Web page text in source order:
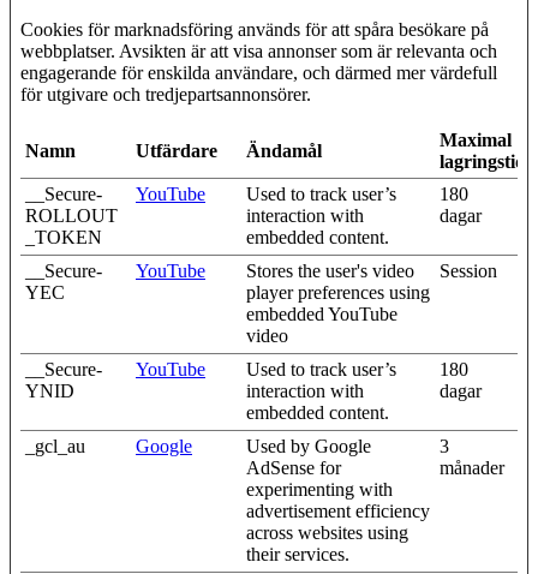
Cookies för marknadsföring används för att spåra besökare på
webbplatser. Avsikten är att visa annonser som är relevanta och
engagerande för enskilda användare, och därmed mer värdefull
för utgivare och tredjepartsannonsörer.
Namn Utfärdare Ändamål
Maximal
lagringstid
__Secure-
ROLLOUT
_TOKEN
YouTube
Used to track user’s
interaction with
embedded content.
180
dagar
__Secure-
YEC
YouTube
Stores the user's video
player preferences using
embedded YouTube
video
Session
__Secure-
YNID
YouTube
Used to track user’s
interaction with
embedded content.
180
dagar
_gcl_au Google
Used by Google
AdSense for
experimenting with
advertisement efficiency
across websites using
their services.
3
månader